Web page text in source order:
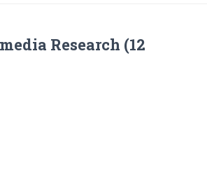
Research (12